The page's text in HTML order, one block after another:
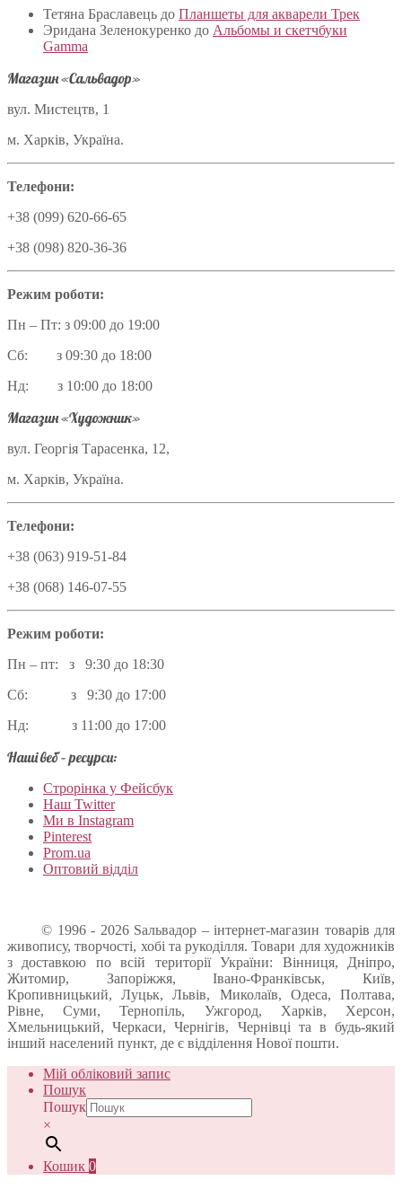
Тетяна Браславець до Планшеты для акварели Трек
Эридана Зеленокуренко до Альбомы и скетчбуки
Gamma
Магазин «Сальвадор»
вул. Мистецтв, 1
м. Харків, Україна.
Телефони:
+38 (099) 620-66-65
+38 (098) 820-36-36
Режим роботи:
Пн – Пт: з 09:00 до 19:00
Сб: з 09:30 до 18:00
Нд: з 10:00 до 18:00
Магазин «Художник»
вул. Георгія Тарасенка, 12,
м. Харків, Україна.
Телефони:
+38 (063) 919-51-84
+38 (068) 146-07-55
Режим роботи:
Пн – пт: з 9:30 до 18:30
Сб: з 9:30 до 17:00
Нд: з 11:00 до 17:00
Наші веб – ресурси:
Строрінка у Фейсбук
Наш Twitter
Ми в Instagram
Pinterest
Prom.ua
Оптовий відділ
© 1996 - 2026 Sальвадор – інтернет-магазин товарів для
живопису, творчості, хобі та рукоділля. Товари для художників
з доставкою по всій території України: Вінниця, Дніпро,
Житомир, Запоріжжя, Івано-Франківськ, Київ,
Кропивницький, Луцьк, Львів, Миколаїв, Одеса, Полтава,
Рівне, Суми, Тернопіль, Ужгород, Харків, Херсон,
Хмельницький, Черкаси, Чернігів, Чернівці та в будь-який
інший населений пункт, де є відділення Нової пошти.
Мій обліковий запис
Пошук
Пошук
×
Кошик 0